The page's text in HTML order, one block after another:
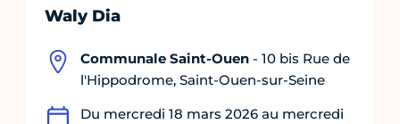
Waly Dia
Communale Saint-Ouen - 10 bis Rue de
l'Hippodrome, Saint-Ouen-sur-Seine
Du mercredi 18 mars 2026 au mercredi